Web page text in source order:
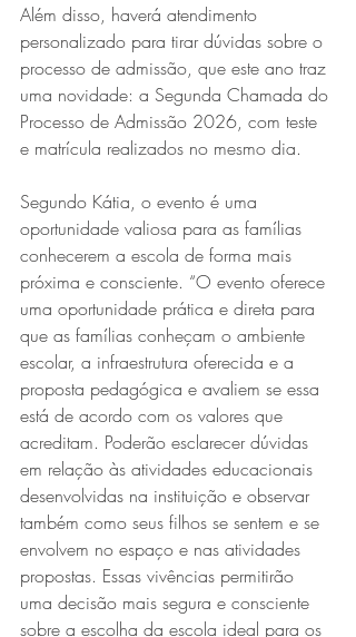
Além disso, haverá atendimento
personalizado para tirar dúvidas sobre o
processo de admissão, que este ano traz
uma novidade: a Segunda Chamada do
Processo de Admissão 2026, com teste
e matrícula realizados no mesmo dia.
Segundo Kátia, o evento é uma
oportunidade valiosa para as famílias
conhecerem a escola de forma mais
próxima e consciente. “O evento oferece
uma oportunidade prática e direta para
que as famílias conheçam o ambiente
escolar, a infraestrutura oferecida e a
proposta pedagógica e avaliem se essa
está de acordo com os valores que
acreditam. Poderão esclarecer dúvidas
em relação às atividades educacionais
desenvolvidas na instituição e observar
também como seus filhos se sentem e se
envolvem no espaço e nas atividades
propostas. Essas vivências permitirão
uma decisão mais segura e consciente
sobre a escolha da escola ideal para os